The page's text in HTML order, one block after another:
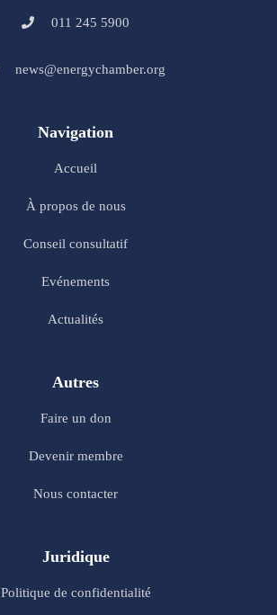
011 245 5900
news@energychamber.org
Navigation
Accueil
À propos de nous
Conseil consultatif
Evénements
Actualités
Autres
Faire un don
Devenir membre
Nous contacter
Juridique
Politique de confidentialité